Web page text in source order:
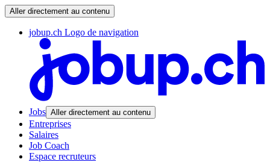
Aller directement au contenu
jobup.ch Logo de navigation
Jobs Aller directement au contenu
Entreprises
Salaires
Job Coach
Espace recruteurs